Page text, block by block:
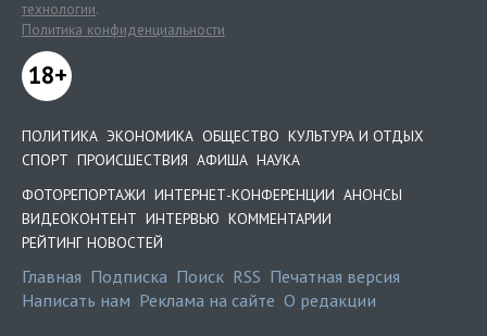
технологии.
Политика конфиденциальности
18+
ПОЛИТИКА ЭКОНОМИКА ОБЩЕСТВО КУЛЬТУРА И ОТДЫХ
СПОРТ ПРОИСШЕСТВИЯ АФИША НАУКА
ФОТОРЕПОРТАЖИ ИНТЕРНЕТ-КОНФЕРЕНЦИИ АНОНСЫ
ВИДЕОКОНТЕНТ ИНТЕРВЬЮ КОММЕНТАРИИ
РЕЙТИНГ НОВОСТЕЙ
Главная Подписка Поиск RSS Печатная версия
Написать нам Реклама на сайте О редакции